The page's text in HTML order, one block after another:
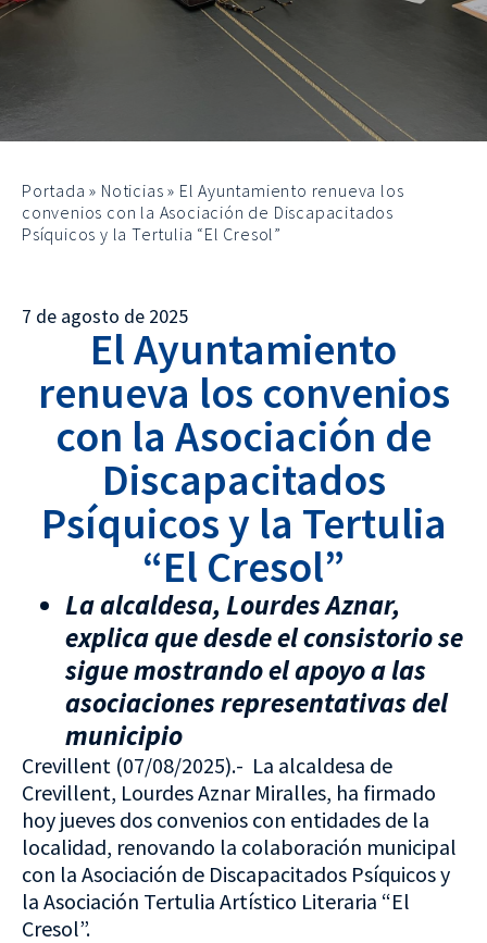
Portada » Noticias » El Ayuntamiento renueva los
convenios con la Asociación de Discapacitados
Psíquicos y la Tertulia “El Cresol”
7 de agosto de 2025
El Ayuntamiento
renueva los convenios
con la Asociación de
Discapacitados
Psíquicos y la Tertulia
“El Cresol”
La alcaldesa, Lourdes Aznar,
explica que desde el consistorio se
sigue mostrando el apoyo a las
asociaciones representativas del
municipio
Crevillent (07/08/2025).- La alcaldesa de
Crevillent, Lourdes Aznar Miralles, ha firmado
hoy jueves dos convenios con entidades de la
localidad, renovando la colaboración municipal
con la Asociación de Discapacitados Psíquicos y
la Asociación Tertulia Artístico Literaria “El
Cresol”.